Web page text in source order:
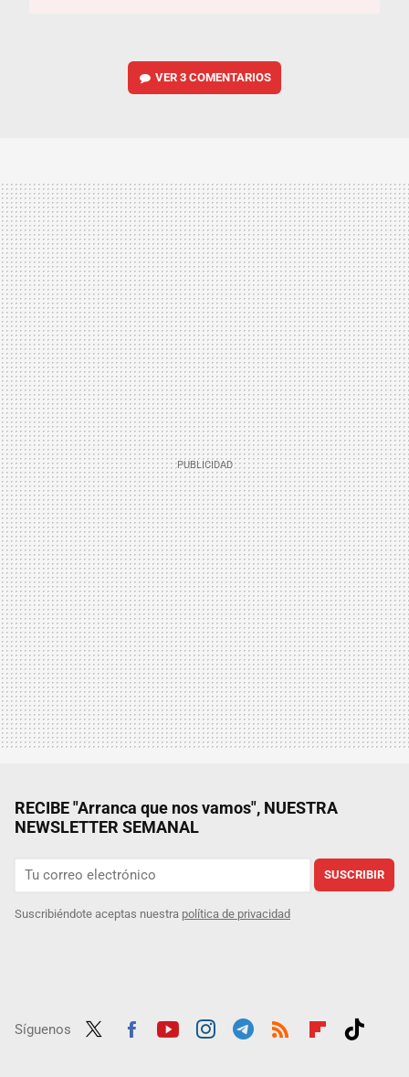
VER3 COMENTARIOS
RECIBE "Arranca que nos vamos", NUESTRA
NEWSLETTER SEMANAL
SUSCRIBIR
Suscribiéndote aceptas nuestra política de privacidad
Síguenos